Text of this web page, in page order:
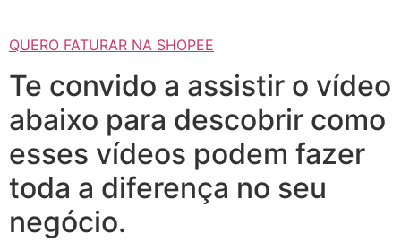
QUERO FATURAR NA SHOPEE
Te convido a assistir o vídeo
abaixo para descobrir como
esses vídeos podem fazer
toda a diferença no seu
negócio.